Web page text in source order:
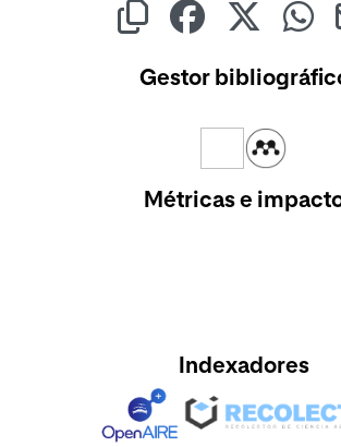
Gestor
Métricas e
Indexadores